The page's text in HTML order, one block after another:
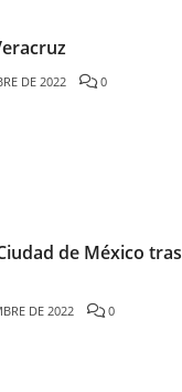
DE 2022 0
de México tras
DE 2022 0